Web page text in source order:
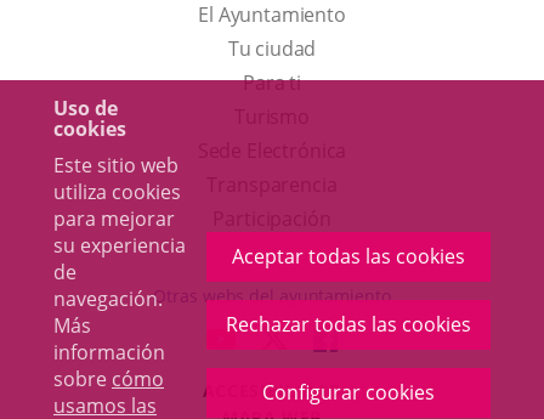
Uso de
cookies
Este sitio web
utiliza cookies
para mejorar
su experiencia
de
navegación.
Más
información
sobre cómo
usamos las
Aceptar todas las cookies
Rechazar todas las cookies
Configurar cookies
El Ayuntamiento
Tu ciudad
Para ti
en
una
ventana
nueva.
aplicación
externa.
Otras webs del ayuntamiento
ENLACE
A
UNA
ENLACE
A
UNA
ENLACE
A
UNA
ACCESIBILIDAD